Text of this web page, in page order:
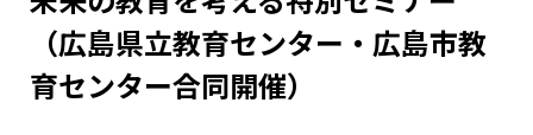
（広島県立教育センター・広島市教
育センター合同開催）